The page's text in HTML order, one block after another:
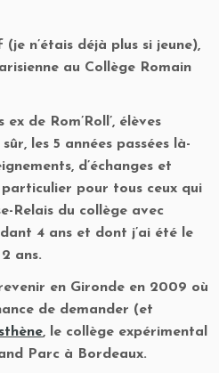
n’étais déjà plus si jeune),
au Collège Romain
de Rom’Roll’, élèves
les 5 années passées là-
d’échanges et
particulier pour tous ceux qui
Relais du collège avec
4 ans et dont j’ai été le
ans.
en Gironde en 2009 où
de demander (et
, le collège expérimental
Parc à Bordeaux.